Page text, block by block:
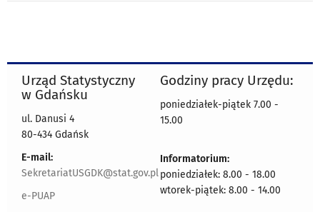
Urząd Statystyczny
w Gdańsku
ul. Danusi 4
80-434 Gdańsk
E-mail:
SekretariatUSGDK@stat.gov.pl
e-PUAP
Godziny pracy Urzędu:
poniedziałek-piątek 7.00 -
15.00
Informatorium:
poniedziałek: 8.00 - 18.00
wtorek-piątek: 8.00 - 14.00